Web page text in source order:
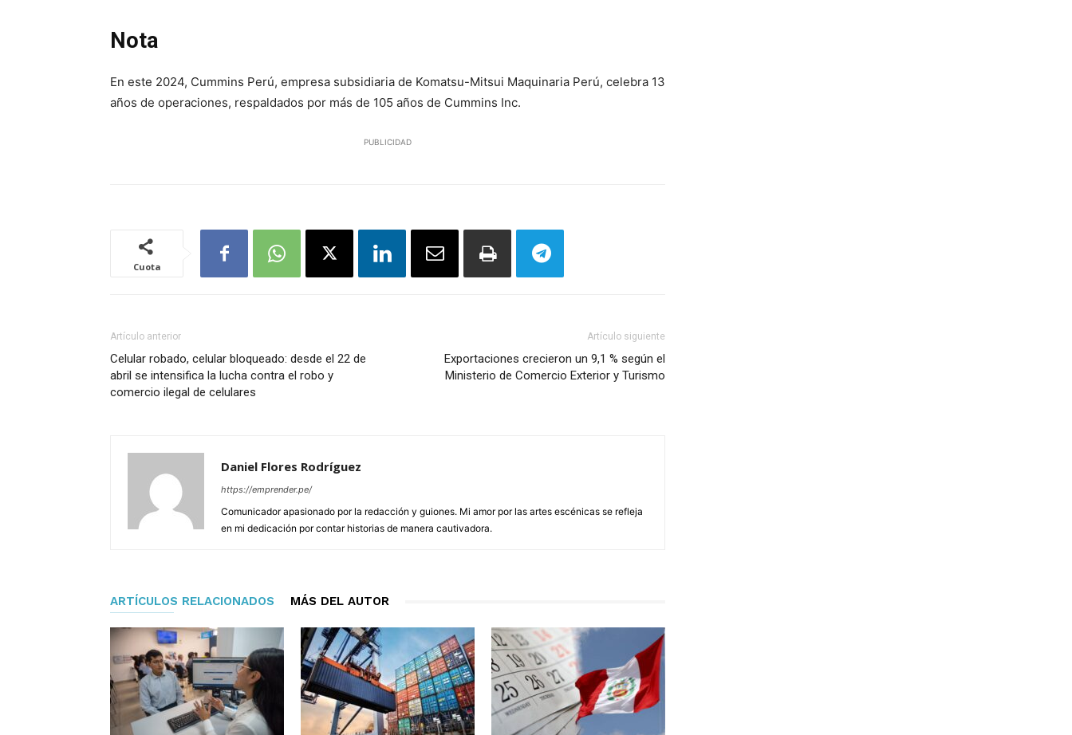
Nota
En este 2024, Cummins Perú, empresa subsidiaria de Komatsu-Mitsui Maquinaria Perú, celebra 13
años de operaciones, respaldados por más de 105 años de Cummins Inc.
PUBLICIDAD
Cuota
Artículo anterior
Celular robado, celular bloqueado: desde el 22 de
abril se intensifica la lucha contra el robo y
comercio ilegal de celulares
Artículo siguiente
Exportaciones crecieron un 9,1 % según el
Ministerio de Comercio Exterior y Turismo
Daniel Flores Rodríguez
https://emprender.pe/
Comunicador apasionado por la redacción y guiones. Mi amor por las artes escénicas se refleja
en mi dedicación por contar historias de manera cautivadora.
ARTÍCULOS RELACIONADOS MÁS DEL AUTOR